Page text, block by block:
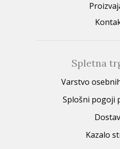
Spletna
Varstvo
Splošni pogoji
Kazalo